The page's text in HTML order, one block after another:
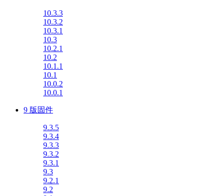
10.3.3
10.3.2
10.3.1
10.3
10.2.1
10.2
10.1.1
10.1
10.0.2
10.0.1
9 版固件
9.3.5
9.3.4
9.3.3
9.3.2
9.3.1
9.3
9.2.1
9.2